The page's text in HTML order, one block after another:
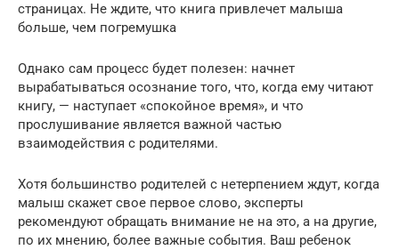
страницах. Не ждите, что книга привлечет малыша
больше, чем погремушка
Однако сам процесс будет полезен: начнет
вырабатываться осознание того, что, когда ему читают
книгу, — наступает «спокойное время», и что
прослушивание является важной частью
взаимодействия с родителями.
Хотя большинство родителей с нетерпением ждут, когда
малыш скажет свое первое слово, эксперты
рекомендуют обращать внимание не на это, а на другие,
по их мнению, более важные события. Ваш ребенок